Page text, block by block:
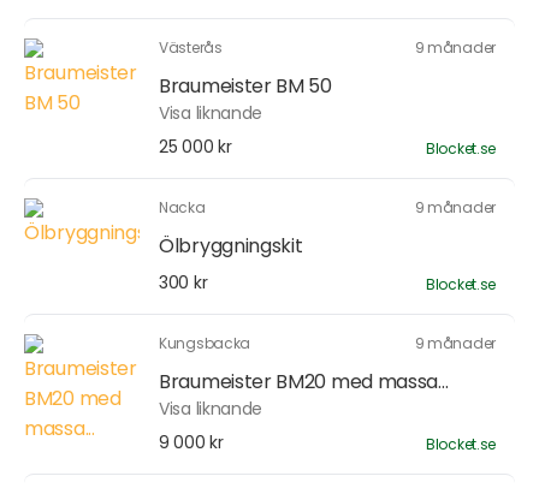
Västerås 9 månader
Braumeister BM 50
Visa liknande
25 000 kr
Blocket.se
Nacka 9 månader
Ölbryggningskit
300 kr Blocket.se
Kungsbacka 9 månader
Braumeister BM20 med massa...
Visa liknande
9 000 kr
Blocket.se